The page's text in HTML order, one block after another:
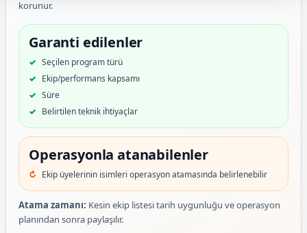
korunur.
Garanti edilenler
Seçilen program türü
Ekip/performans kapsamı
Süre
Belirtilen teknik ihtiyaçlar
Operasyonla atanabilenler
Ekip üyelerinin isimleri operasyon atamasında belirlenebilir
Atama zamanı: Kesin ekip listesi tarih uygunluğu ve operasyon
planından sonra paylaşılır.